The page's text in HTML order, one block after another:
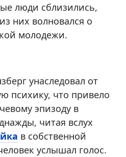
люди сблизились,
них волновался о
молодежи.
унаследовал от
психику, что привело
эпизоду в
читая вслух
в собственной
услышал голос.